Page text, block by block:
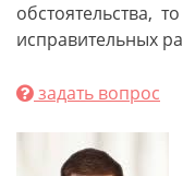
обстоятельства,
исправительных
задать вопрос